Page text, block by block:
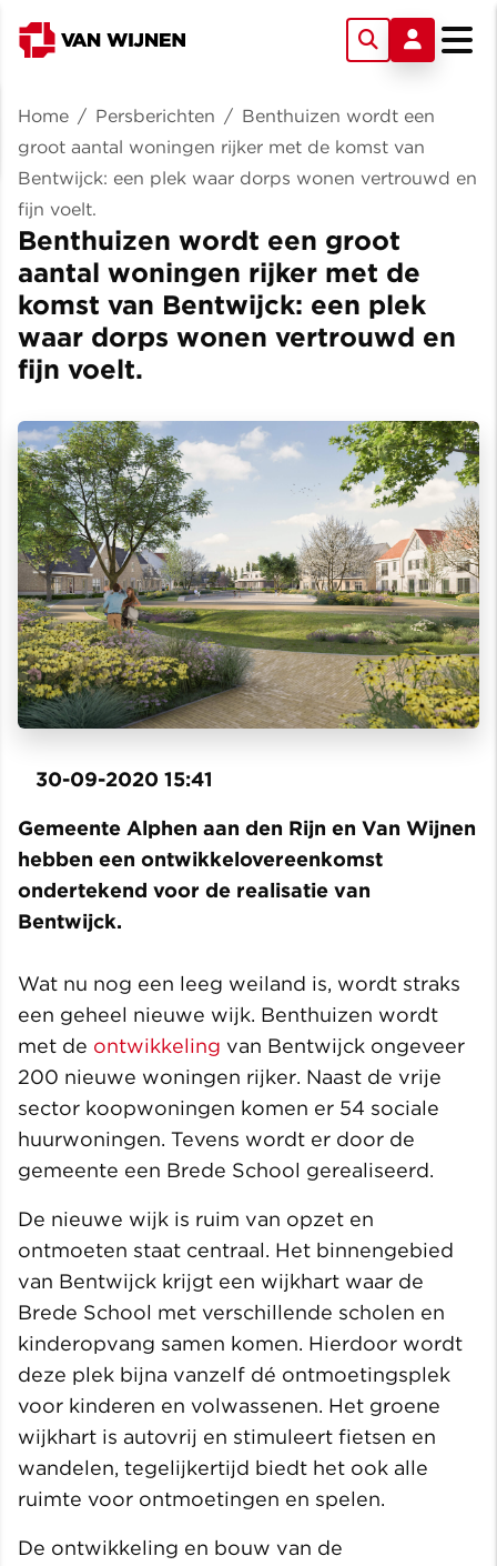
Home / Persberichten / Benthuizen wordt een
groot aantal woningen rijker met de komst van
Bentwijck: een plek waar dorps wonen vertrouwd en
fijn voelt.
Benthuizen wordt een groot
aantal woningen rijker met de
komst van Bentwijck: een plek
waar dorps wonen vertrouwd en
fijn voelt.
30-09-2020 15:41
Gemeente Alphen aan den Rijn en Van Wijnen
hebben een ontwikkelovereenkomst
ondertekend voor de realisatie van
Bentwijck.
Wat nu nog een leeg weiland is, wordt straks
een geheel nieuwe wijk. Benthuizen wordt
met de ontwikkeling van Bentwijck ongeveer
200 nieuwe woningen rijker. Naast de vrije
sector koopwoningen komen er 54 sociale
huurwoningen. Tevens wordt er door de
gemeente een Brede School gerealiseerd.
De nieuwe wijk is ruim van opzet en
ontmoeten staat centraal. Het binnengebied
van Bentwijck krijgt een wijkhart waar de
Brede School met verschillende scholen en
kinderopvang samen komen. Hierdoor wordt
deze plek bijna vanzelf dé ontmoetingsplek
voor kinderen en volwassenen. Het groene
wijkhart is autovrij en stimuleert fietsen en
wandelen, tegelijkertijd biedt het ook alle
ruimte voor ontmoetingen en spelen.
De ontwikkeling en bouw van de